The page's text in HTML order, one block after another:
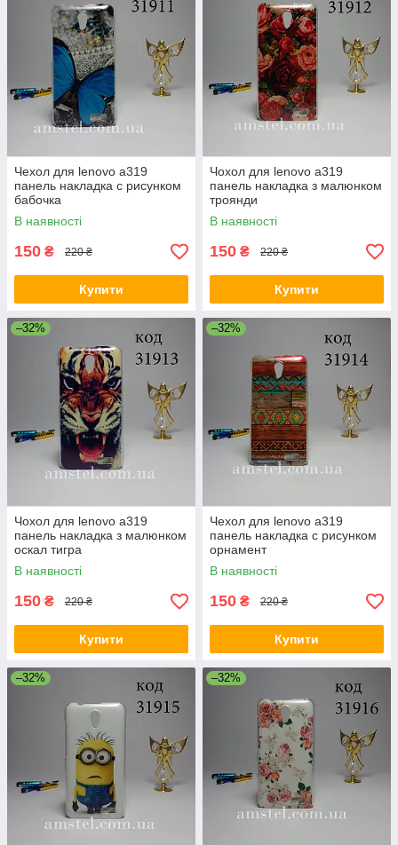
Чехол для lenovo a319
панель накладка с рисунком
бабочка
В наявності
150 ₴ 220 ₴
Купити
Чохол для lenovo a319
панель накладка з малюнком
троянди
В наявності
150 ₴ 220 ₴
Купити
–32%
Чохол для lenovo a319
панель накладка з малюнком
оскал тигра
В наявності
150 ₴ 220 ₴
Купити
–32%
Чехол для lenovo a319
панель накладка с рисунком
орнамент
В наявності
150 ₴ 220 ₴
Купити
–32% –32%